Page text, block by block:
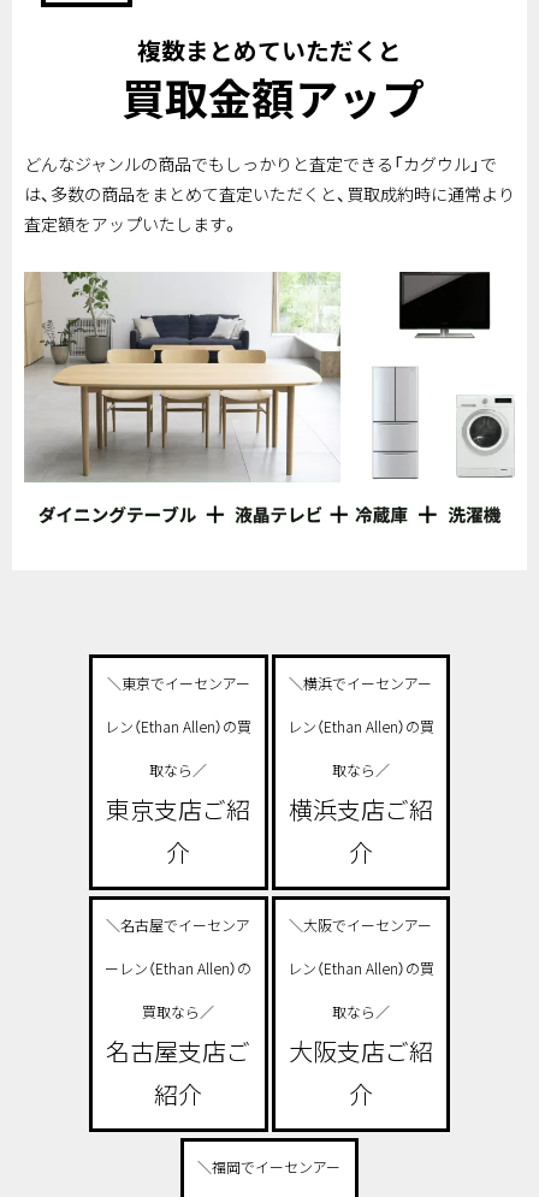
複数まとめていただくと
買取金額アップ
どんなジャンルの商品でもしっかりと査定できる「カグウル」で
は、多数の商品をまとめて査定いただくと、買取成約時に通常より
査定額をアップいたします。
＼東京でイーセンアー
レン（Ethan Allen）の買
取なら／
東京支店ご紹
介
＼横浜でイーセンアー
レン（Ethan Allen）の買
取なら／
横浜支店ご紹
介
＼名古屋でイーセンア
ーレン（Ethan Allen）の
買取なら／
名古屋支店ご
紹介
＼大阪でイーセンアー
レン（Ethan Allen）の買
取なら／
大阪支店ご紹
介
＼福岡でイーセンアー